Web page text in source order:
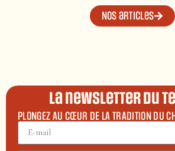
Nos articles
La newsletter du
PLONGEZ AU CŒUR DE LA TRADITION DU